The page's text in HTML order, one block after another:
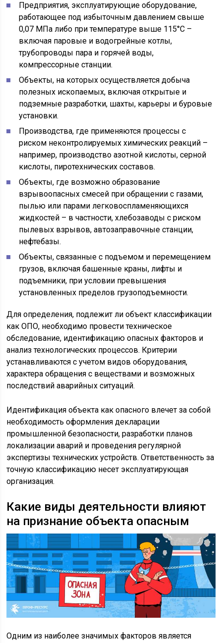
Предприятия, эксплуатирующие оборудование,
работающее под избыточным давлением свыше
0,07 МПа либо при температуре выше 115°C –
включая паровые и водогрейные котлы,
трубопроводы пара и горячей воды,
компрессорные станции.
Объекты, на которых осуществляется добыча
полезных ископаемых, включая открытые и
подземные разработки, шахты, карьеры и буровые
установки.
Производства, где применяются процессы с
риском неконтролируемых химических реакций –
например, производство азотной кислоты, серной
кислоты, пиротехнических составов.
Объекты, где возможно образование
взрывоопасных смесей при обращении с газами,
пылью или парами легковоспламеняющихся
жидкостей – в частности, хлебозаводы с риском
пылевых взрывов, автозаправочные станции,
нефтебазы.
Объекты, связанные с подъемом и перемещением
грузов, включая башенные краны, лифты и
подъемники, при условии превышения
установленных пределов грузоподъемности.
Для определения, подлежит ли объект классификации
как ОПО, необходимо провести техническое
обследование, идентификацию опасных факторов и
анализ технологических процессов. Критерии
устанавливаются с учетом видов оборудования,
характера обращения с веществами и возможных
последствий аварийных ситуаций.
Идентификация объекта как опасного влечет за собой
необходимость оформления декларации
промышленной безопасности, разработки планов
локализации аварий и проведения регулярной
экспертизы технических устройств. Ответственность за
точную классификацию несет эксплуатирующая
организация.
Какие виды деятельности влияют
на признание объекта опасным
Одним из наиболее значимых факторов является